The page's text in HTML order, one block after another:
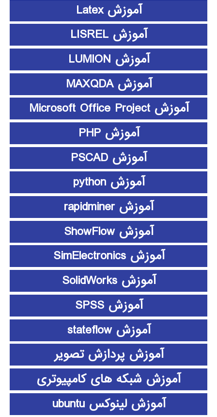
آموزش Latex
آموزش LISREL
آموزش LUMION
آموزش MAXQDA
آموزش Microsoft Office Project
آموزش PHP
آموزش PSCAD
آموزش python
آموزش rapidminer
آموزش ShowFlow
آموزش SimElectronics
آموزش SolidWorks
آموزش SPSS
آموزش stateflow
آموزش پردازش تصویر
آموزش شبکه های کامپیوتری
آموزش لینوکس ubuntu